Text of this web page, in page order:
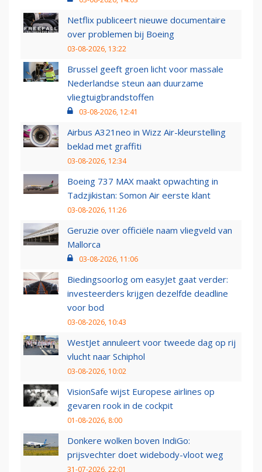
Netflix publiceert nieuwe documentaire
over problemen bij Boeing
03-08-2026, 13:22
Brussel geeft groen licht voor massale
Nederlandse steun aan duurzame
vliegtuigbrandstoffen
03-08-2026, 12:41
Airbus A321neo in Wizz Air-kleurstelling
beklad met graffiti
03-08-2026, 12:34
Boeing 737 MAX maakt opwachting in
Tadzjikistan: Somon Air eerste klant
03-08-2026, 11:26
Geruzie over officiële naam vliegveld van
Mallorca
03-08-2026, 11:06
Biedingsoorlog om easyJet gaat verder:
investeerders krijgen dezelfde deadline
voor bod
03-08-2026, 10:43
WestJet annuleert voor tweede dag op rij
vlucht naar Schiphol
03-08-2026, 10:02
VisionSafe wijst Europese airlines op
gevaren rook in de cockpit
01-08-2026, 8:00
Donkere wolken boven IndiGo:
prijsvechter doet widebody-vloot weg
31-07-2026, 22:01